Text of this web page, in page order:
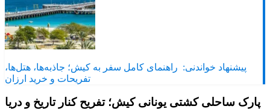
پیشنهاد خواندنی: راهنمای کامل سفر به کیش؛ جاذبه‌ها، هتل‌ها،
تفریحات و خرید ارزان
پارک ساحلی کشتی یونانی کیش؛ تفریح کنار تاریخ و دریا